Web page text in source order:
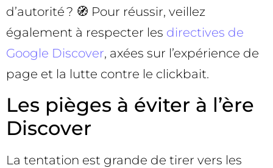
d’autorité ? 🧭 Pour réussir, veillez
également à respecter les directives de
Google Discover, axées sur l’expérience de
page et la lutte contre le clickbait.
Les pièges à éviter à l’ère
Discover
La tentation est grande de tirer vers les